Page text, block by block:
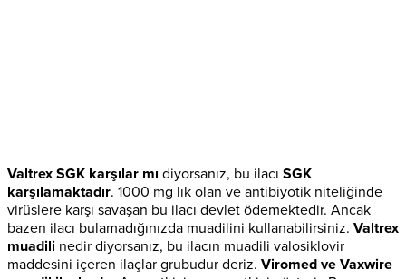
Valtrex SGK karşılar mı diyorsanız, bu ilacı SGK
karşılamaktadır. 1000 mg lık olan ve antibiyotik niteliğinde
virüslere karşı savaşan bu ilacı devlet ödemektedir. Ancak
bazen ilacı bulamadığınızda muadilini kullanabilirsiniz. Valtrex
muadili nedir diyorsanız, bu ilacın muadili valosiklovir
maddesini içeren ilaçlar grubudur deriz. Viromed ve Vaxwire